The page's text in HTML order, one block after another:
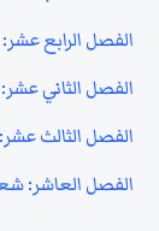
الفصل الرابع
الفصل الثاني
الفصل الثالث
الفصل العاشر: